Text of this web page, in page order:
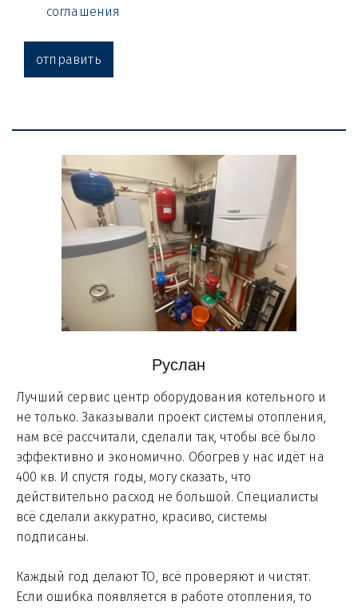
соглашения
отправить
Руслан
Лучший сервис центр оборудования котельного и
не только. Заказывали проект системы отопления,
нам всё рассчитали, сделали так, чтобы всё было
эффективно и экономично. Обогрев у нас идёт на
400 кв. И спустя годы, могу сказать, что
действительно расход не большой. Специалисты
всё сделали аккуратно, красиво, системы
подписаны.
Каждый год делают ТО, всё проверяют и чистят.
Если ошибка появляется в работе отопления, то